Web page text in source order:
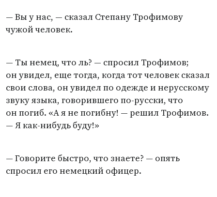
— Вы у нас, — сказал Степану Трофимову
чужой человек.
— Ты немец, что ль? — спросил Трофимов;
он увидел, еще тогда, когда тот человек сказал
свои слова, он увидел по одежде и нерусскому
звуку языка, говорившего по-русски, что
он погиб. «А я не погибну! — решил Трофимов.
— Я как-нибудь буду!»
— Говорите быстро, что знаете? — опять
спросил его немецкий офицер.